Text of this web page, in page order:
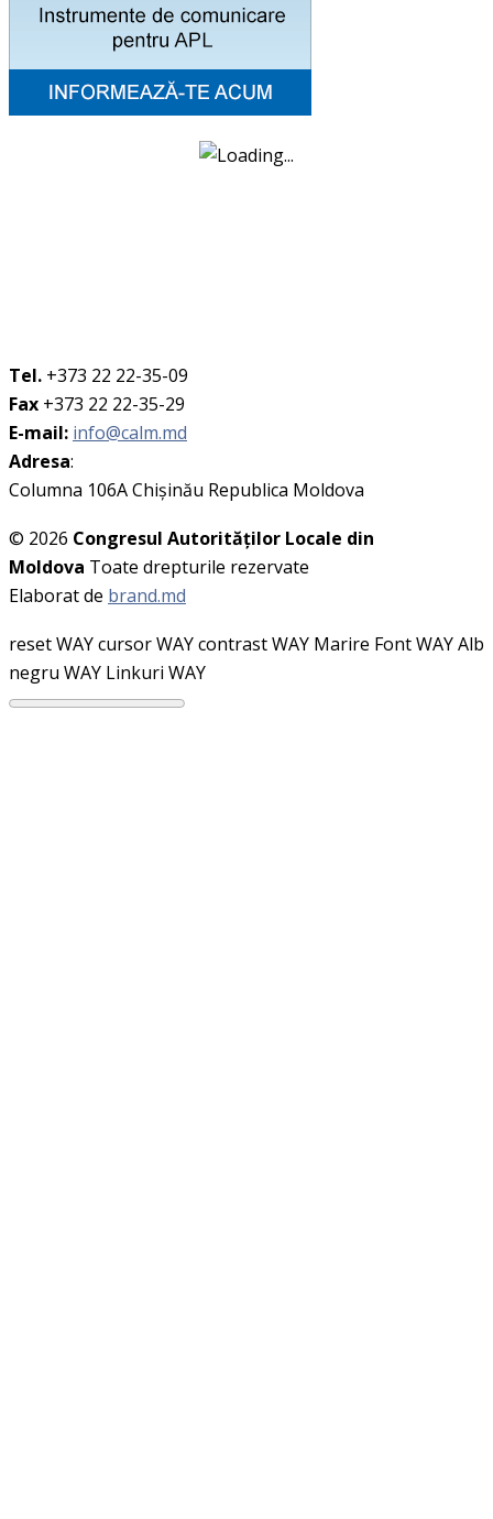
Tel. +373 22 22-35-09
Fax +373 22 22-35-29
E-mail: info@calm.md
Adresa:
Columna 106A Chişinău Republica Moldova
© 2026 Congresul Autorităţilor Locale din
Moldova Toate drepturile rezervate
Elaborat de brand.md
reset WAYcursor WAYcontrast WAY Marire Font WAYAlb
negru WAY Linkuri WAY